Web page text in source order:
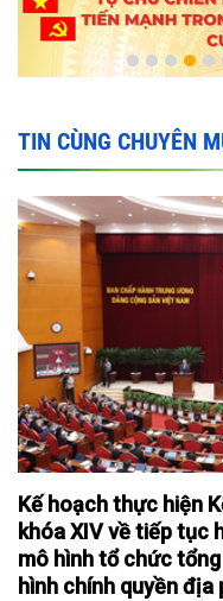
TIN CÙNG CHUYÊN
Kế hoạch thực hiện
khóa XIV về tiếp tục
mô hình tổ chức
hình chính quyền địa